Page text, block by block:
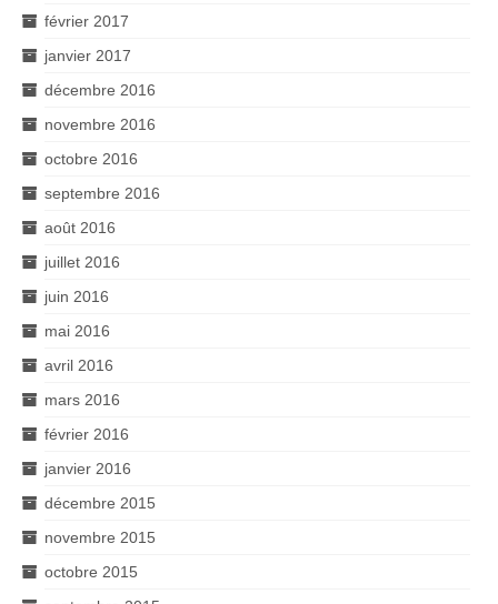
février 2017
janvier 2017
décembre 2016
novembre 2016
octobre 2016
septembre 2016
août 2016
juillet 2016
juin 2016
mai 2016
avril 2016
mars 2016
février 2016
janvier 2016
décembre 2015
novembre 2015
octobre 2015